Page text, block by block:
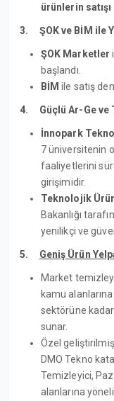
ürünlerin
3. ŞOK ve BİM ile
ŞOK Marketler
başlandı.
BİM ile satış
4. Güçlü Ar-Ge
İnnopark
7 üniversitenin
faaliyetlerini
girişimidir.
Teknolojik
Bakanlığı
yenilikçi ve
5. Geniş Ürün
Market
kamu
sektörüne
sunar.
Özel
DMO Tekno
Temizleyici,
alanlarına